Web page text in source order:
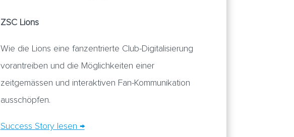
ZSC Lions
Wie die Lions eine fanzentrierte Club-Digitalisierung
vorantreiben und die Möglichkeiten einer
zeitgemässen und interaktiven Fan-Kommunikation
ausschöpfen.
Success Story lesen →